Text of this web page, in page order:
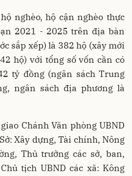
nghèo, hộ cận nghèo thực
2021 - 2025 trên địa bàn
sắp xếp) là 382 hộ (xây mới
hộ) với tổng số vốn cần có
tỷ đồng (ngân sách Trung
ngân sách địa phương là
Chánh Văn phòng UBND
Xây dựng, Tài chính, Nông
Thủ trưởng các sở, ban,
tịch UBND các xã: Kông